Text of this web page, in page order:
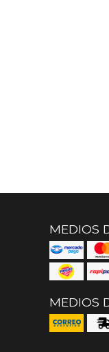
MEDIOS
MEDIOS